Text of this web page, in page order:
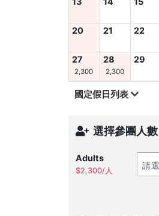
20 21 22
27
2,300
28
2,300
29
國定假日列表
選擇參團人數
Adults
$2,300/人